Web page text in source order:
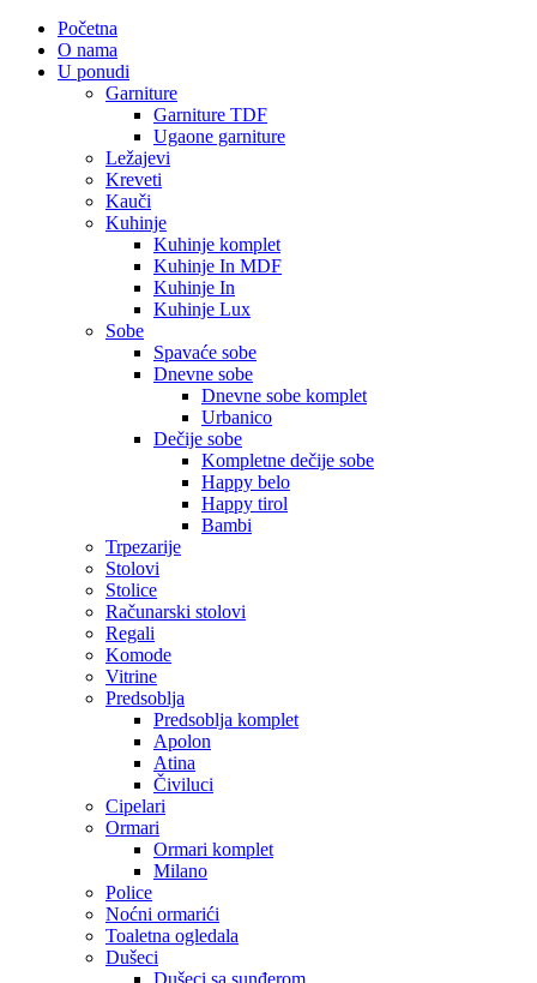
Početna
O nama
U ponudi
Garniture
Garniture TDF
Ugaone garniture
Ležajevi
Kreveti
Kauči
Kuhinje
Kuhinje komplet
Kuhinje In MDF
Kuhinje In
Kuhinje Lux
Sobe
Spavaće sobe
Dnevne sobe
Dnevne sobe komplet
Urbanico
Dečije sobe
Kompletne dečije sobe
Happy belo
Happy tirol
Bambi
Trpezarije
Stolovi
Stolice
Računarski stolovi
Regali
Komode
Vitrine
Predsoblja
Predsoblja komplet
Apolon
Atina
Čiviluci
Cipelari
Ormari
Ormari komplet
Milano
Police
Noćni ormarići
Toaletna ogledala
Dušeci